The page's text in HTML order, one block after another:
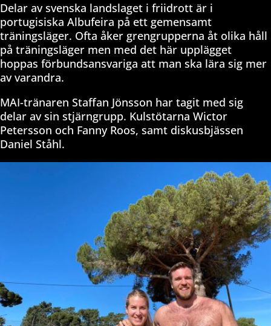
Delar av svenska landslaget i friidrott är i
portugisiska Albufeira på ett gemensamt
träningsläger. Ofta åker grengrupperna åt olika håll
på träningsläger men med det här upplägget
hoppas förbundsansvariga att man ska lära sig mer
av varandra.
MAI-tränaren Staffan Jönsson har tagit med sig
delar av sin stjärngrupp. Kulstötarna Wictor
Petersson och Fanny Roos, samt diskusbjässen
Daniel Ståhl.